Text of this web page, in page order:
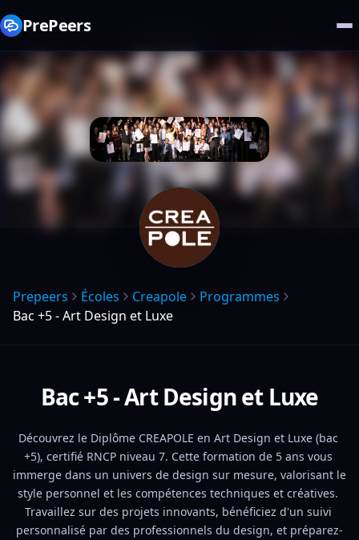
PrePeers
Prepeers Écoles Creapole
Programmes
Bac +5 - Art Design et Luxe
Bac +5 - Art Design et Luxe
Découvrez le Diplôme CREAPOLE en Art Design et Luxe (bac
+5), certifié RNCP niveau 7. Cette formation de 5 ans vous
immerge dans un univers de design sur mesure, valorisant le
style personnel et les compétences techniques et créatives.
Travaillez sur des projets innovants, bénéficiez d'un suivi
personnalisé par des professionnels du design, et préparez-